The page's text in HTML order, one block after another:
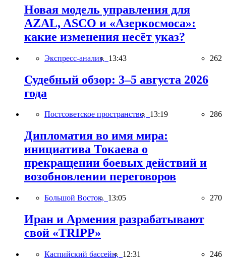
Новая модель управления для
AZAL, ASCO и «Азеркосмоса»:
какие изменения несёт указ?
Экспресс-анализ, 13:43 262
Судебный обзор: 3–5 августа 2026
года
Постсоветское пространство, 13:19 286
Дипломатия во имя мира:
инициатива Токаева о
прекращении боевых действий и
возобновлении переговоров
Большой Восток, 13:05 270
Иран и Армения разрабатывают
свой «TRIPP»
Каспийский бассейн, 12:31 246